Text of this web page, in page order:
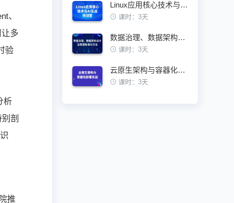
、
多
验
析
剖
推
Linux应用核心技术与AI实战特训营
课时：3天
数据治理、数据架构设计及数据标准化方法
课时：3天
云原生架构与容器化部署实战训练营
课时：3天